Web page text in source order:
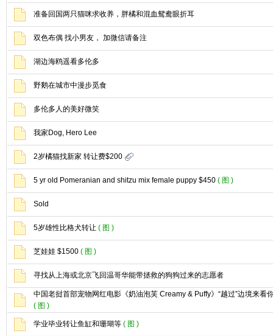
准备回国两只猫咪求收养，胖橘和混血鸳鸯眼折耳
双色布偶 找小男友， 加微信请备注
湖边海鸥遥看多伦多
野鹅在城市中漫步觅食
多伦多人的美好微笑
我家Dog, Hero Lee
2岁橘猫找新家 转让费$200
5 yr old Pomeranian and shitzu mix female puppy $450 ( 图 )
Sold
5岁雄性比格犬转让 ( 图 )
芝娃娃 $1500 ( 图 )
寻找从上海或北京飞回温哥华能带拯救的狗狗过来的志愿者
中国老挝首部宠物网红电影《奶油泡芙 Creamy & Puffy》“越过”边境来看
( 图 )
学业毕业转让鱼缸和珊瑚等 ( 图 )